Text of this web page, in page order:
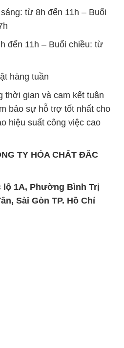
từ 8h đến 11h – Buổi
đến 11h – Buổi chiều: từ
hàng tuần
thời gian và cam kết tuân
bảo sự hỗ trợ tốt nhất cho
hiệu suất công việc cao
TY HÓA CHẤT ĐẮC
lộ 1A, Phường Bình Trị
Sài Gòn TP. Hồ Chí